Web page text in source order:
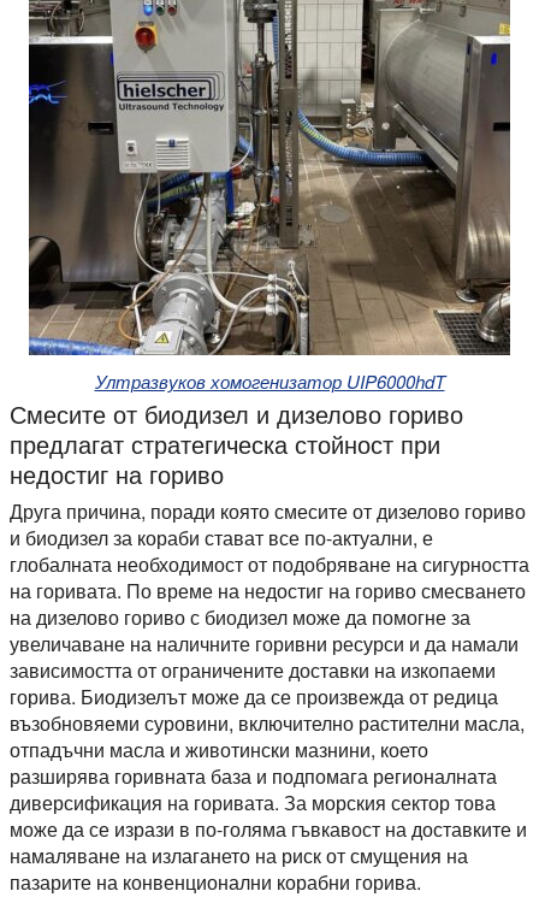
Ултразвуков хомогенизатор UIP6000hdT
Смесите от биодизел и дизелово гориво
предлагат стратегическа стойност при
недостиг на гориво
Друга причина, поради която смесите от дизелово гориво
и биодизел за кораби стават все по-актуални, е
глобалната необходимост от подобряване на сигурността
на горивата. По време на недостиг на гориво смесването
на дизелово гориво с биодизел може да помогне за
увеличаване на наличните горивни ресурси и да намали
зависимостта от ограничените доставки на изкопаеми
горива. Биодизелът може да се произвежда от редица
възобновяеми суровини, включително растителни масла,
отпадъчни масла и животински мазнини, което
разширява горивната база и подпомага регионалната
диверсификация на горивата. За морския сектор това
може да се изрази в по-голяма гъвкавост на доставките и
намаляване на излагането на риск от смущения на
пазарите на конвенционални корабни горива.